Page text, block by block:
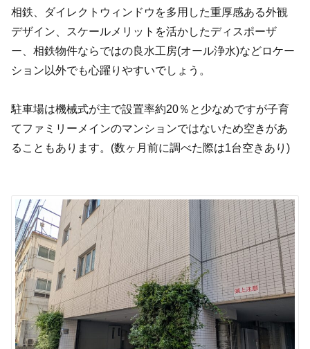
相鉄、ダイレクトウィンドウを多用した重厚感ある外観
デザイン、スケールメリットを活かしたディスポーザ
ー、相鉄物件ならではの良水工房(オール浄水)などロケー
ション以外でも心躍りやすいでしょう。
駐車場は機械式が主で設置率約20％と少なめですが子育
てファミリーメインのマンションではないため空きがあ
ることもあります。(数ヶ月前に調べた際は1台空きあり)